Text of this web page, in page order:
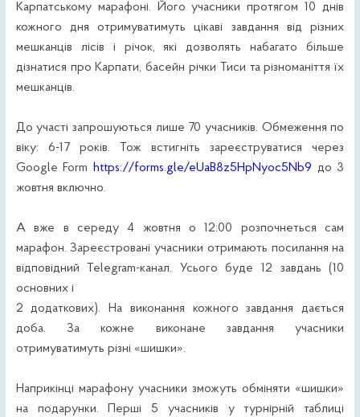
Карпатському марафоні. Його учасники протягом 10 днів
кожного дня отримуватимуть цікаві завдання від різних
мешканців лісів і річок, які дозволять набагато більше
дізнатися про Карпати, басейн річки Тиси та різноманіття їх
мешканців.
До участі запрошуються лише 70 учасників. Обмеження по
віку: 6-17 років. Тож встигніть зареєструватися через
Google Form
https://forms.gle/eUaB8z5HpNyoc5Nb9 до 3
жовтня включно.
А вже в середу 4 жовтня о 12:00 розпочнеться сам
марафон. Зареєстровані учасники отримають посилання на
відповідний Telegram-канал. Усього буде 12 завдань (10
основних і
2 додаткових). На виконання кожного завдання дається
доба. За кожне виконане завдання учасники
отримуватимуть різні «шишки».
Наприкінці марафону учасники зможуть обміняти «шишки»
на подарунки. Перші 5 учасників у турнірній таблиці